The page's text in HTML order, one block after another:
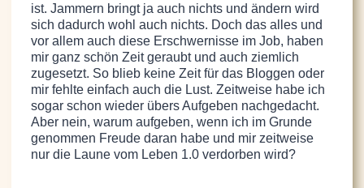
ist. Jammern bringt ja auch nichts und ändern wird
sich dadurch wohl auch nichts. Doch das alles und
vor allem auch diese Erschwernisse im Job, haben
mir ganz schön Zeit geraubt und auch ziemlich
zugesetzt. So blieb keine Zeit für das Bloggen oder
mir fehlte einfach auch die Lust. Zeitweise habe ich
sogar schon wieder übers Aufgeben nachgedacht.
Aber nein, warum aufgeben, wenn ich im Grunde
genommen Freude daran habe und mir zeitweise
nur die Laune vom Leben 1.0 verdorben wird?